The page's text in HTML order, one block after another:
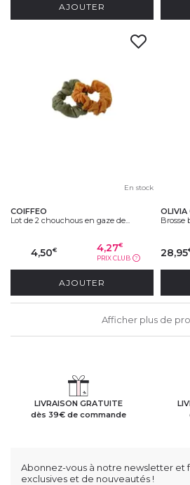
AJOUTER
En stock
COIFFEO
Lot de 2 chouchous en gaze de...
4,50€ 4,27€
PRIX CLUB ?
AJOUTER
OLIVIA
Brosse
28,95
Afficher plus de
LIVRAISON GRATUITE
dès 39€ de commande
Abonnez-vous à notre newsletter et
exclusives et de nouveautés !